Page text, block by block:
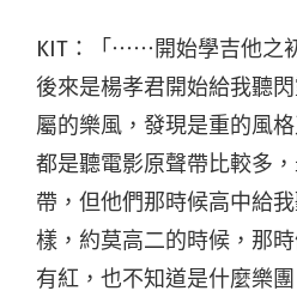
KIT：「⋯⋯開始學吉他之
後來是楊孝君開始給我聽
屬的樂風，發現是重的風
都是聽電影原聲帶比較多
帶，但他們那時候高中給
樣，約莫高二的時候，那
有紅，也不知道是什麼樂